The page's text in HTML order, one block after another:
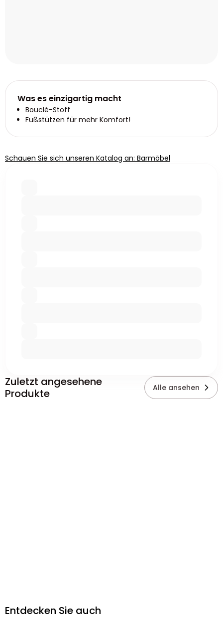
Was es einzigartig macht
Bouclé-Stoff
Fußstützen für mehr Komfort!
Schauen Sie sich unseren Katalog an: Barmöbel
Zuletzt angesehene
Produkte
Alle ansehen
Entdecken Sie auch